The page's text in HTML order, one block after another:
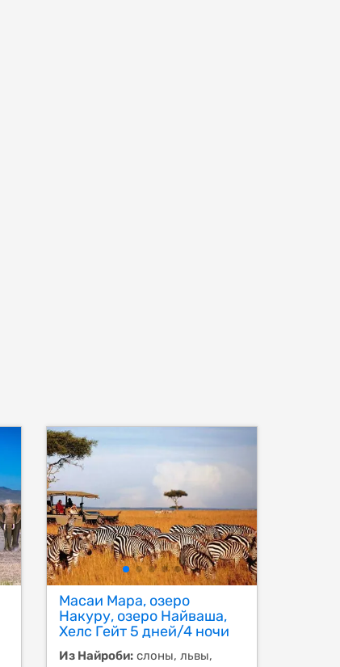
Масаи Мара, озеро
Накуру, озеро Найваша,
Хелс Гейт 5 дней/4 ночи
Из Найроби:слоны, львы,